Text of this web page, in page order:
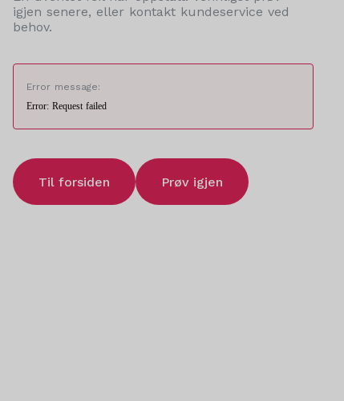
igjen senere, eller kontakt kundeservice ved
behov.
Error message:
Error: Request failed
Til forsiden Prøv igjen